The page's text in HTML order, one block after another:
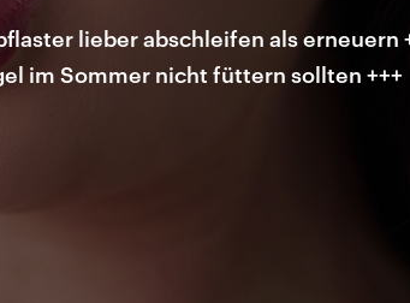
lieber abschleifen als erneuern
im Sommer nicht füttern sollten +++